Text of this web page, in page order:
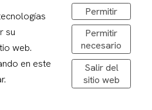
08,30-20,00h
09:00 – 13:00
su
web.
en este
Permitir
Permitir
necesario
Salir del
sitio web